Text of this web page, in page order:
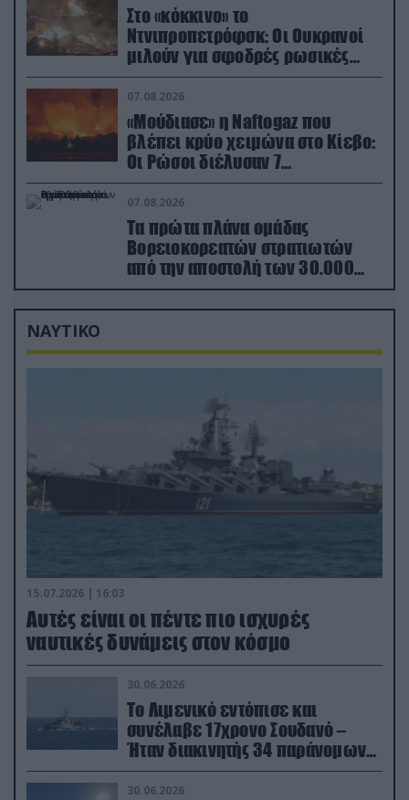
Στο «κόκκινο» το
Ντνιπροπετρόφσκ: Οι Ουκρανοί
μιλούν για σφοδρές ρωσικές
επιθέσεις σε όλη την επικράτεια
07.08.2026
«Μούδιασε» η Naftogaz που
βλέπει κρύο χειμώνα στο Κίεβο:
Οι Ρώσοι διέλυσαν 7
εγκαταστάσεις του ουκρανικού
κολοσσού!
07.08.2026
Τα πρώτα πλάνα ομάδας
Βορειοκορεατών στρατιωτών
από την αποστολή των 30.000
που έφτασαν στη Ρωσία (βίντεο)
ΝΑΥΤΙΚΟ
15.07.2026 | 16:03
Aυτές είναι οι πέντε πιο ισχυρές
ναυτικές δυνάμεις στον κόσμο
30.06.2026
Το Λιμενικό εντόπισε και
συνέλαβε 17χρονο Σουδανό –
Ήταν διακινητής 34 παράνομων
μεταναστών
30.06.2026